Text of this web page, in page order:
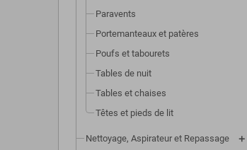
Paravents
Portemanteaux et patères
Poufs et tabourets
Tables de nuit
Tables et chaises
Têtes et pieds de lit
Nettoyage, Aspirateur et Repassage